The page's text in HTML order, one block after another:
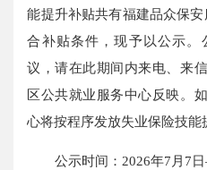
能提升补贴共有福建品众保
合补贴条件，现予以公示
议，请在此期间内来电、来
区公共就业服务中心反映。
心将按程序发放失业保险技能
公示时间：2026年7月7